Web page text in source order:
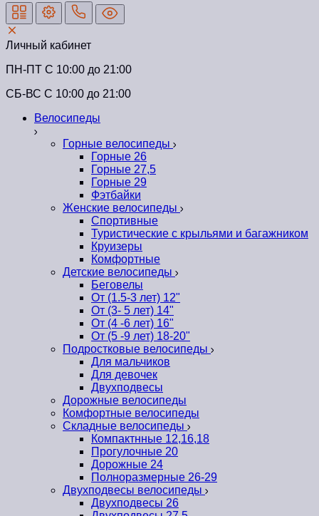
Личный кабинет
ПН-ПТ C 10:00 до 21:00
СБ-ВС С 10:00 до 21:00
Велосипеды
Горные велосипеды
Горные 26
Горные 27,5
Горные 29
Фэтбайки
Женские велосипеды
Спортивные
Туристические с крыльями и багажником
Круизеры
Комфортные
Детские велосипеды
Беговелы
От (1.5-3 лет) 12"
От (3- 5 лет) 14"
От (4 -6 лет) 16"
От (5 -9 лет) 18-20"
Подростковые велосипеды
Для мальчиков
Для девочек
Двухподвесы
Дорожные велосипеды
Комфортные велосипеды
Складные велосипеды
Компактнные 12,16,18
Прогулочные 20
Дорожные 24
Полноразмерные 26-29
Двухподвесы велосипеды
Двухподвесы 26